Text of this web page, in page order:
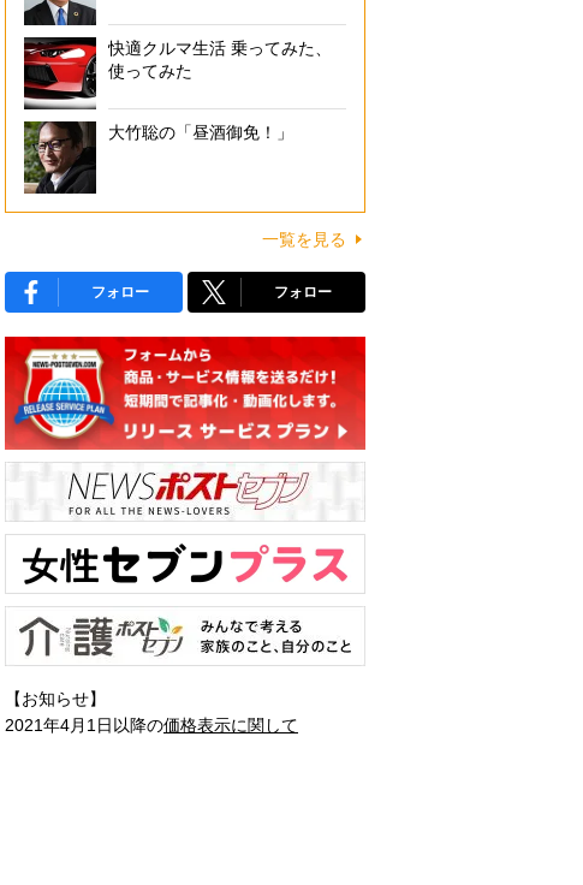
快適クルマ生活 乗ってみた、
使ってみた
大竹聡の「昼酒御免！」
一覧を見る
フォロー フォロー
【お知らせ】
2021年4月1日以降の価格表示に関して